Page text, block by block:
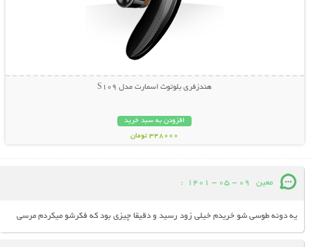
هندزفری بلوتوث اسمارت مدل S109
افزودن به سبد خرید
348000 تومان
معین 09 - 05 - 1401
:
یه دونه طوسی شو خریدم خیلی زود رسید و دقیقا چیزی بود که فکرشو میکردم مرسی